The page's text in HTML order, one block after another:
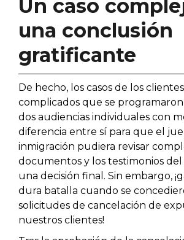
Un caso
una conclusión
gratificante
De hecho, los casos de los
complicados que se
dos audiencias individuales con
diferencia entre sí para que el
inmigración pudiera revisar
documentos y los testimonios del
una decisión final. Sin embargo,
dura batalla cuando se
solicitudes de cancelación de
nuestros clientes!